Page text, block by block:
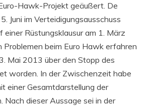
Hawk-Projekt geäußert. De
Juni im Verteidigungsausschuss
einer Rüstungsklausur am 1. März
beim Euro Hawk erfahren
Mai 2013 über den Stopp des
worden. In der Zwischenzeit habe
einer Gesamtdarstellung der
Nach dieser Aussage sei in der